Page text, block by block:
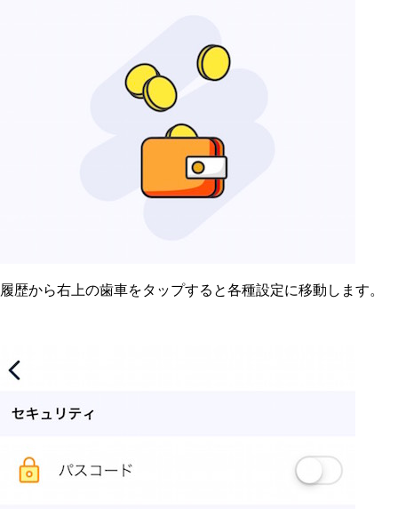
履歴から右上の歯車をタップすると各種設定に移動します。